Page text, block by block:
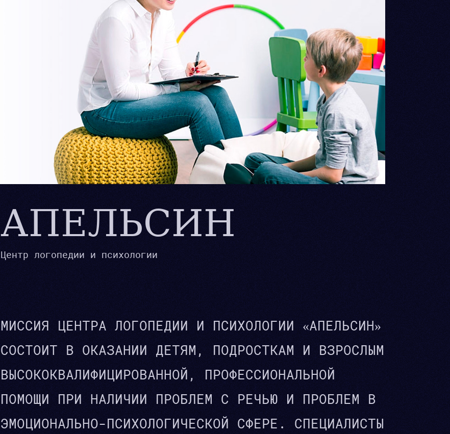
АПЕЛЬСИН
Центр логопедии и психологии
МИССИЯ ЦЕНТРА ЛОГОПЕДИИ И ПСИХОЛОГИИ «АПЕЛЬСИН»
СОСТОИТ В ОКАЗАНИИ ДЕТЯМ, ПОДРОСТКАМ И ВЗРОСЛЫМ
ВЫСОКОКВАЛИФИЦИРОВАННОЙ, ПРОФЕССИОНАЛЬНОЙ
ПОМОЩИ ПРИ НАЛИЧИИ ПРОБЛЕМ С РЕЧЬЮ И ПРОБЛЕМ В
ЭМОЦИОНАЛЬНО-ПСИХОЛОГИЧЕСКОЙ СФЕРЕ. СПЕЦИАЛИСТЫ